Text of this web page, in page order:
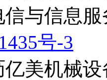
信与信息
号-3
亿美机械